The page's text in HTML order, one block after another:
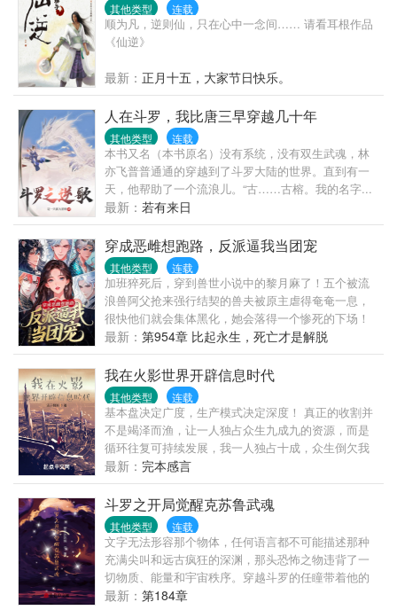
其他类型 连载
顺为凡，逆则仙，只在心中一念间…… 请看耳根作品
《仙逆》
最新： 正月十五，大家节日快乐。
人在斗罗，我比唐三早穿越几十年
其他类型 连载
本书又名（本书原名）没有系统，没有双生武魂，林
亦飞普普通通的穿越到了斗罗大陆的世界。直到有一
天，他帮助了一个流浪儿。“古……古榕。我的名字...
最新： 若有来日
穿成恶雌想跑路，反派逼我当团宠
其他类型 连载
加班猝死后，穿到兽世小说中的黎月麻了！五个被流
浪兽阿父抢来强行结契的兽夫被原主虐得奄奄一息，
很快他们就会集体黑化，她会落得一个惨死的下场！
她连夜想好计划，打算找战力天花板阿父投奔、跟反
派们滴血解契划清界限！她利用随身空间，忙着攒兽
晶，种植物，搞生存时，几个反派兽夫看她的目光越
来越不对劲。桀骜剧毒白蛇用蛇尾缠住她，目光深
情：月月，我活着的一天休想和我解契。貌美人鱼搂
上她的腰，嗓音蛊惑：我唱歌给你听，不要抛弃我。
黑鬃毛雄狮低下头颅，蹭她的脸：黎月，只要你不离
开我，我都命都给你。妩媚赤狐缠上她，吐气如兰：
你之前对我做的，我要加倍从你身上讨回来。清冷祭
司仙鹤俯身看她：我不管你是谁，来自哪里，只有你
是我唯一的雌主。黎月：诶？你们不是因为强行结契
而恨我吗？都要解契了，怎么又不愿意了？
最新： 第954章 比起永生，死亡才是解脱
我在火影世界开辟信息时代
其他类型 连载
基本盘决定广度，生产模式决定深度！ 真正的收割并
不是竭泽而渔，让一人独占众生九成九的资源，而是
循环往复可持续发展，我一人独占十成，众生倒欠我
九成！ 无限互联的诞生让忍界进入信息时代，渡边彻
表示，整个忍界都是我的苗圃，大筒木来了也是我的
韭菜！
最新： 完本感言
斗罗之开局觉醒克苏鲁武魂
其他类型 连载
文字无法形容那个物体，任何语言都不可能描述那种
充满尖叫和远古疯狂的深渊，那头恐怖之物违背了一
切物质、能量和宇宙秩序。穿越斗罗的任瞳带着他的
武魂克苏鲁，将旧日的光辉散播世界，待到群星归
最新： 第184章